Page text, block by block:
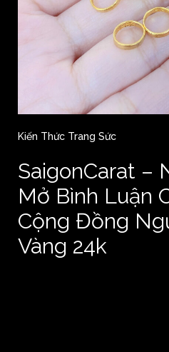
Kiến Thức Trang Sức
SaigonCarat –
Mở Bình Luận
Cộng Đồng
Vàng 24k